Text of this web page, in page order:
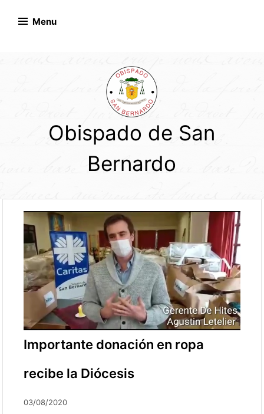
Menu
Obispado de San
Bernardo
Importante donación en ropa
recibe la Diócesis
03/08/2020